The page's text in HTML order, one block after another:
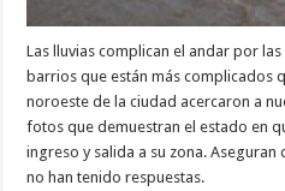
Las lluvias complican el andar por
barrios que están más complicados
noroeste de la ciudad acercaron a
fotos que demuestran el estado en
ingreso y salida a su zona.
no han tenido respuestas.